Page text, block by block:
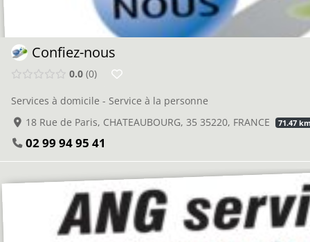
Confiez-nous
0.0 0
Services à domicile - Service à la personne
18 Rue de Paris, CHATEAUBOURG, 35 35220, FRANCE
71.47
02 99 94 95 41